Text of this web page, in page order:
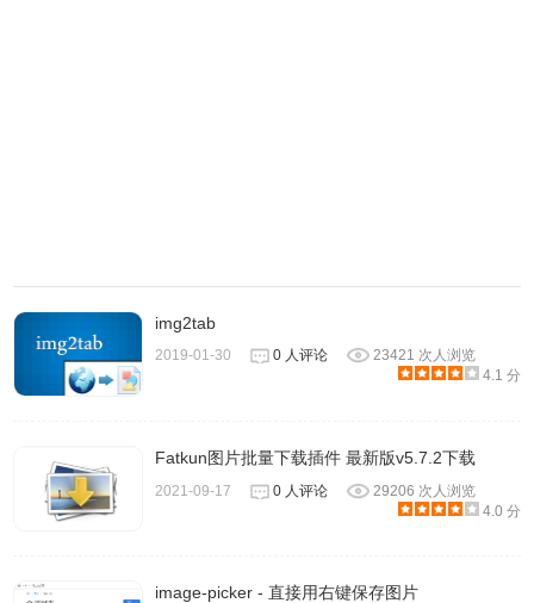
img2tab
2019-01-30 0 人评论
23421 次人浏览
4.1 分
Fatkun图片批量下载插件 最新版v5.7.2下载
2021-09-17 0 人评论
29206 次人浏览
4.0 分
image-picker - 直接用右键保存图片